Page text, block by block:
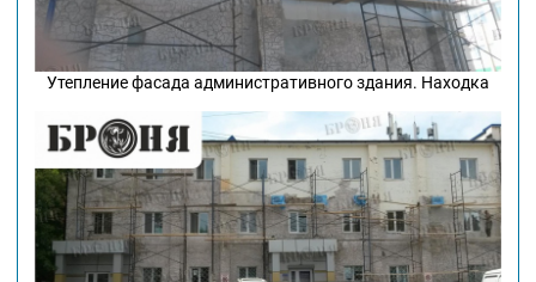
Утепление фасада административного здания. Находка